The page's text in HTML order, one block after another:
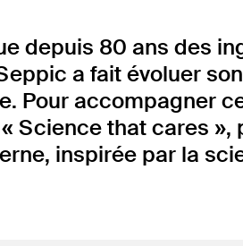
depuis 80 ans des
a fait évoluer
Pour accompagner
that cares »,
inspirée par la